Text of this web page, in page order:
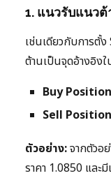
1. แนวรับแนว
เช่นเดียวกับการตั้
ต้านเป็นจุดอ้างอิง
Buy
Sell
ตัวอย่าง:จากตัวอ
ราคา 1.0850 แล